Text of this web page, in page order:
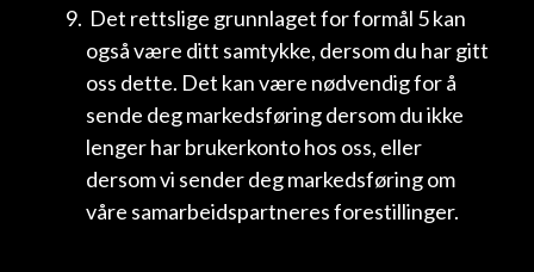
Det rettslige grunnlaget for formål 5 kan
også være ditt samtykke, dersom du har gitt
oss dette. Det kan være nødvendig for å
sende deg markedsføring dersom du ikke
lenger har brukerkonto hos oss, eller
dersom vi sender deg markedsføring om
våre samarbeidspartneres forestillinger.